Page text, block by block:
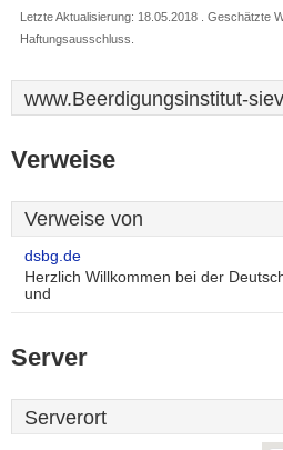
Letzte Aktualisierung: 18.05.2018 . Geschätzte
Haftungsausschluss.
www.Beerdigungsinstitut-
Verweise
Verweise von
dsbg.de
Herzlich Willkommen bei der
und
Server
Serverort